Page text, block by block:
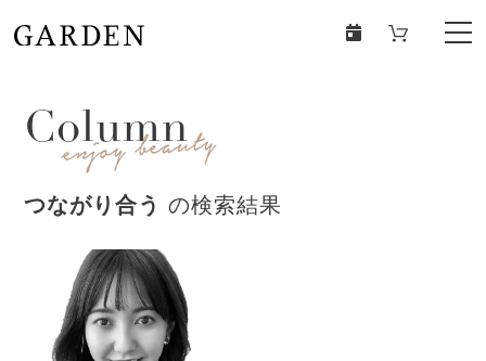
Column
つながり合う の検索結果